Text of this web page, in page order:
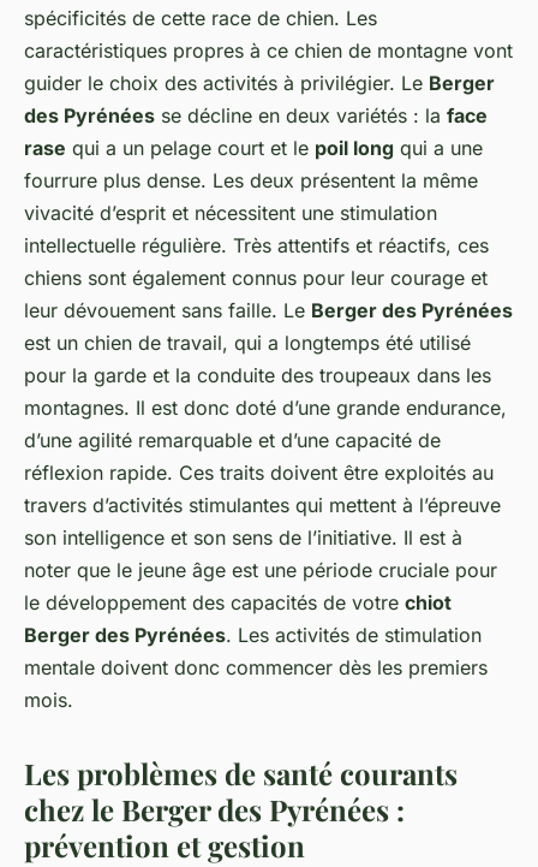
spécificités de cette race de chien. Les
caractéristiques propres à ce chien de montagne vont
guider le choix des activités à privilégier. Le Berger
des Pyrénées se décline en deux variétés : la face
rase qui a un pelage court et le poil long qui a une
fourrure plus dense. Les deux présentent la même
vivacité d’esprit et nécessitent une stimulation
intellectuelle régulière. Très attentifs et réactifs, ces
chiens sont également connus pour leur courage et
leur dévouement sans faille. Le Berger des Pyrénées
est un chien de travail, qui a longtemps été utilisé
pour la garde et la conduite des troupeaux dans les
montagnes. Il est donc doté d’une grande endurance,
d’une agilité remarquable et d’une capacité de
réflexion rapide. Ces traits doivent être exploités au
travers d’activités stimulantes qui mettent à l’épreuve
son intelligence et son sens de l’initiative. Il est à
noter que le jeune âge est une période cruciale pour
le développement des capacités de votre chiot
Berger des Pyrénées. Les activités de stimulation
mentale doivent donc commencer dès les premiers
mois.
Les problèmes de santé courants
chez le Berger des Pyrénées :
prévention et gestion